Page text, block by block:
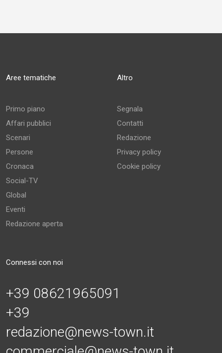
Aree tematiche
Primo piano
Affari pubblici
Scenari
Persone
Cronaca
Social-TV
Global
Eventi
Redazione aperta
Altro
Segnala
Contatti
Redazione
Privacy policy
Cookie policy
Connessi con noi
+39 08621965091
+39
redazione@news-town.it